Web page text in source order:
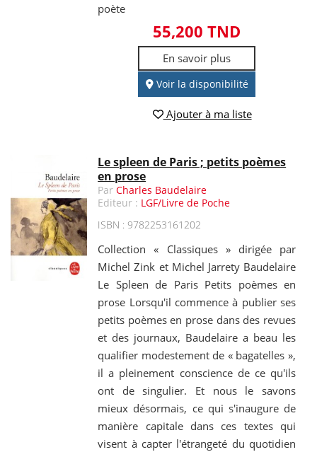
poète
55,200 TND
En savoir plus
Voir la disponibilité
Ajouter à ma liste
Le spleen de Paris ; petits poèmes
en prose
ParCharles Baudelaire
Editeur : LGF/Livre de Poche
ISBN : 9782253161202
Collection « Classiques » dirigée par
Michel Zink et Michel Jarrety Baudelaire
Le Spleen de Paris Petits poèmes en
prose Lorsqu'il commence à publier ses
petits poèmes en prose dans des revues
et des journaux, Baudelaire a beau les
qualifier modestement de « bagatelles »,
il a pleinement conscience de ce qu'ils
ont de singulier. Et nous le savons
mieux désormais, ce qui s'inaugure de
manière capitale dans ces textes qui
visent à capter l'étrangeté du quotidien